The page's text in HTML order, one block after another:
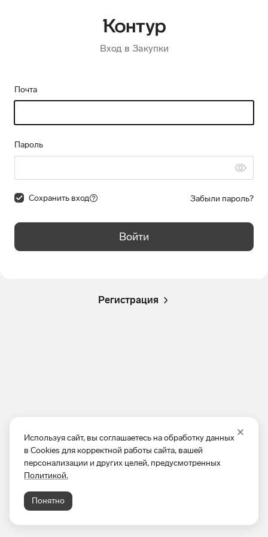
Используя сайт, вы соглашаетесь на обработку данных
в Cookies для корректной работы сайта, вашей
персонализации и других целей, предусмотренных
Политикой.
Понятно
Вход в Закупки
Почта
Пароль
Сохранить вход Забыли пароль?
Войти
Регистрация